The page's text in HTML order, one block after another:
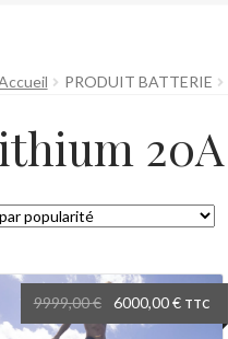
PRODUIT BATTERIE
20A
9999,00€
Le
prix
6000,00€Le
prix
TTC